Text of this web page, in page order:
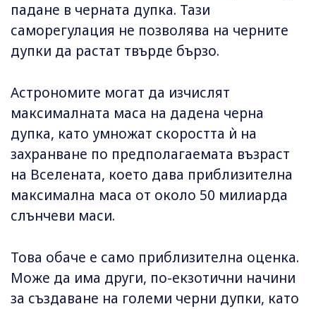
падане в черната дупка. Тази
саморегулация не позволява на черните
дупки да растат твърде бързо.
Астрономите могат да изчислят
максималната маса на дадена черна
дупка, като умножат скоростта ѝ на
захранване по предполагаемата възраст
на Вселената, което дава приблизителна
максимална маса от около 50 милиарда
слънчеви маси.
Това обаче е само приблизителна оценка.
Може да има други, по-екзотични начини
за създаване на големи черни дупки, като